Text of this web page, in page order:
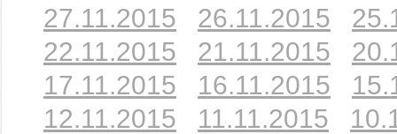
27.11.2015
26.11.2015
22.11.2015
21.11.2015
17.11.2015
16.11.2015
12.11.2015
11.11.2015